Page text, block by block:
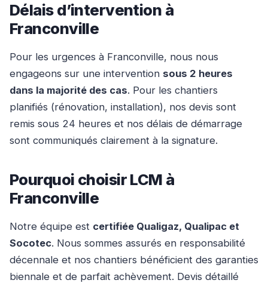
Délais d’intervention à
Franconville
Pour les urgences à Franconville, nous nous
engageons sur une intervention sous 2 heures
dans la majorité des cas. Pour les chantiers
planifiés (rénovation, installation), nos devis sont
remis sous 24 heures et nos délais de démarrage
sont communiqués clairement à la signature.
Pourquoi choisir LCM à
Franconville
Notre équipe est certifiée Qualigaz, Qualipac et
Socotec. Nous sommes assurés en responsabilité
décennale et nos chantiers bénéficient des garanties
biennale et de parfait achèvement. Devis détaillé